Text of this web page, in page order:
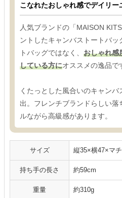
こなれたおしゃれ感でデイリー
人気ブランドの「MAISON
ントしたキャンバストートバ
トバッグではなく、 おしゃれ感
している方にオススメの逸品で
くたっとした風合いのキャン
出。フレンチブランドらしい
ルながら高級感があります。
サイズ 縦35×横47×マ
持ち手の長さ 約59cm
重量 約310g